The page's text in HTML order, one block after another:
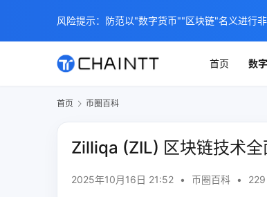
首页 数
首页 币圈百科
Zilliqa (ZIL) 区块链技术
2025年10月16日 21:52 • 币圈百科 •
风险提示：防范以"数字货币""区块链"名义进行